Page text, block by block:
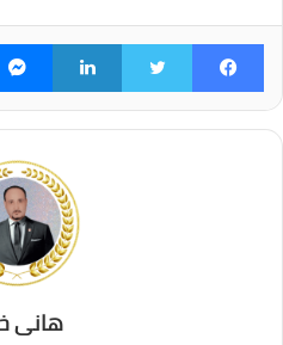
فيسبوك لينكدإن
هانى